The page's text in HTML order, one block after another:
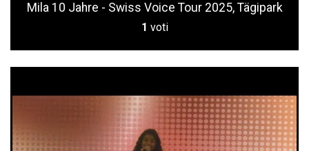
Mila 10 Jahre - Swiss Voice Tour 2025, Tägipark
1 voti